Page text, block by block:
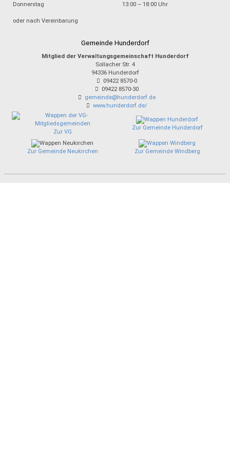
Donnerstag 13:00 – 18:00 Uhr
oder nach Vereinbarung
Gemeinde Hunderdorf
Mitglied der Verwaltungsgemeinschaft Hunderdorf
Sollacher Str. 4
94336 Hunderdorf
09422 8570-0
09422 8570-30
gemeinde@hunderdorf.de
www.hunderdorf.de/
Zur VG
Zur Gemeinde Hunderdorf
Zur Gemeinde Neukirchen Zur Gemeinde Windberg